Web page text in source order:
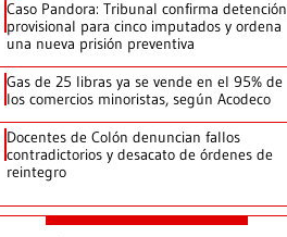
Caso Pandora: Tribunal confirma detención
provisional para cinco imputados y ordena
una nueva prisión preventiva
Gas de 25 libras ya se vende en el 95% de
los comercios minoristas, según Acodeco
Docentes de Colón denuncian fallos
contradictorios y desacato de órdenes de
reintegro